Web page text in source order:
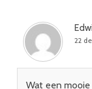
22
Wat een